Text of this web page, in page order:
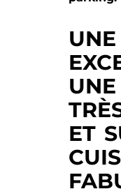
Il s’agit
qualité